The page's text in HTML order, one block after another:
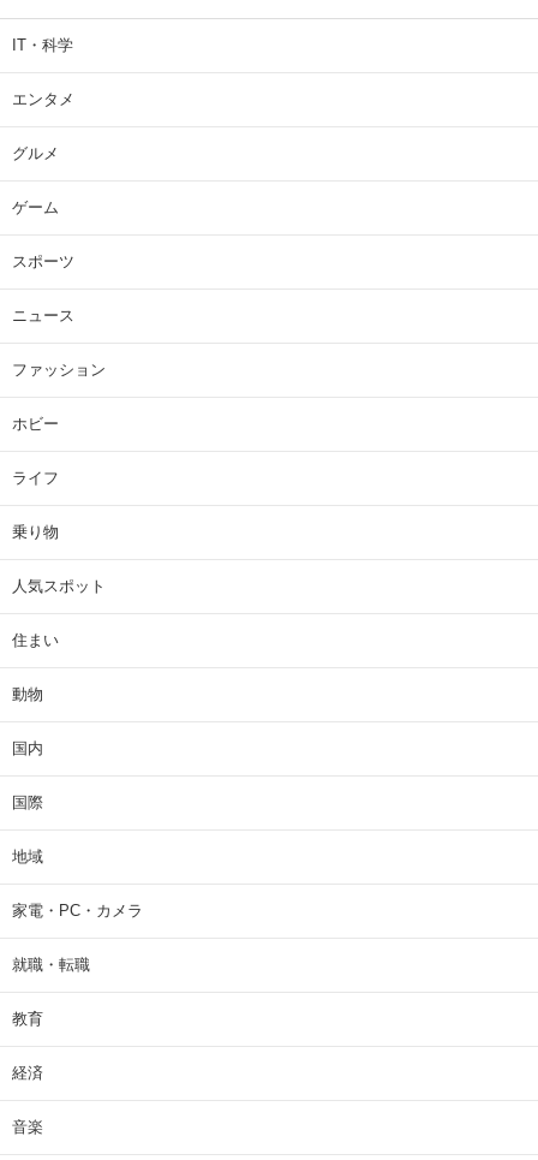
IT・科学
エンタメ
グルメ
ゲーム
スポーツ
ニュース
ファッション
ホビー
ライフ
乗り物
人気スポット
住まい
動物
国内
国際
地域
家電・PC・カメラ
就職・転職
教育
経済
音楽